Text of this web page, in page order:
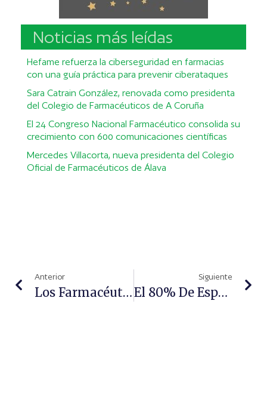
Noticias más leídas
Hefame refuerza la ciberseguridad en farmacias
con una guía práctica para prevenir ciberataques
Sara Catrain González, renovada como presidenta
del Colegio de Farmacéuticos de A Coruña
El 24 Congreso Nacional Farmacéutico consolida su
crecimiento con 600 comunicaciones científicas
Mercedes Villacorta, nueva presidenta del Colegio
Oficial de Farmacéuticos de Álava
Anterior
Los Farmacéuticos Insisten En La Prevención Para La Detección Del Cáncer De Mama
Siguiente
El 80% De Españoles Cree Que Las Farmacias Pueden Prestar Más Servicios Y 9 De Cada 10 Reclama Mayor Integración En AP